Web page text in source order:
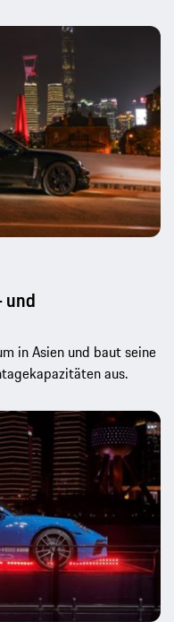
und
in Asien und baut seine
aus.